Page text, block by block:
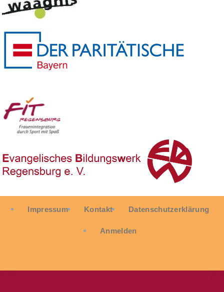
User
Impressum Kontakt Datenschutzerklärung
Anmelden